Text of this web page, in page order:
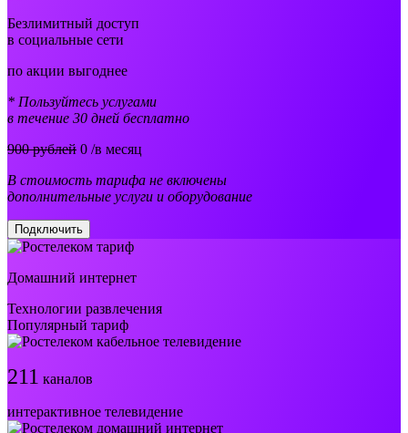
Безлимитный доступ
в социальные сети
по акции выгоднее
* Пользуйтесь услугами
в течение 30 дней бесплатно
900 рублей 0 /в месяц
В стоимость тарифа не включены
дополнительные услуги и оборудование
Подключить
Домашний интернет
Технологии развлечения
Популярный тариф
211 каналов
интерактивное телевидение